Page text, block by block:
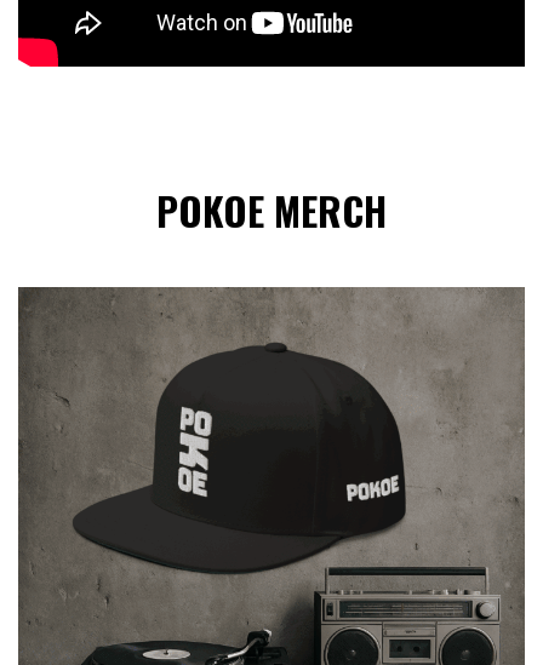
POKOE MERCH